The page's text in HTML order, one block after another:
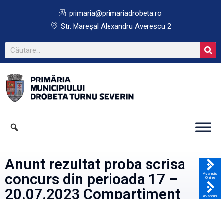
primaria@primariadrobeta.ro
Str. Mareșal Alexandru Averescu 2
Anunt rezultat proba scrisa
concurs din perioada 17 –
20.07.2023 Compartiment
Avansis
Online
Avansis